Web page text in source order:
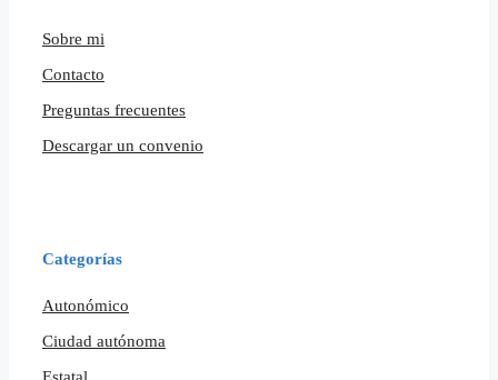
Sobre mi
Contacto
Preguntas frecuentes
Descargar un convenio
Categorías
Autonómico
Ciudad autónoma